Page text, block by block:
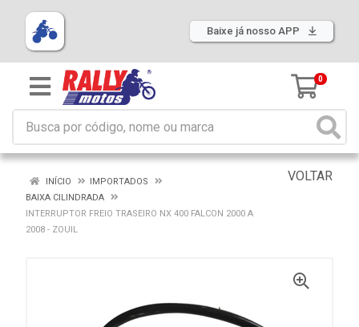
Baixe já nosso APP
0
VOLTAR
INÍCIO
IMPORTADOS
BAIXA CILINDRADA
INTERRUPTOR FREIO TRASEIRO NX 400 FALCON 2000 A
2008 - ZOUIL